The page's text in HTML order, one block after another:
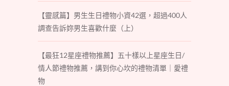
【靈感篇】男生生日禮物小資42選，超過400人
調查告訴妳男生喜歡什麼（上）
【最狂12星座禮物推薦】五十樣以上星座生日/
情人節禮物推薦，講到你心坎的禮物清單｜愛禮
物